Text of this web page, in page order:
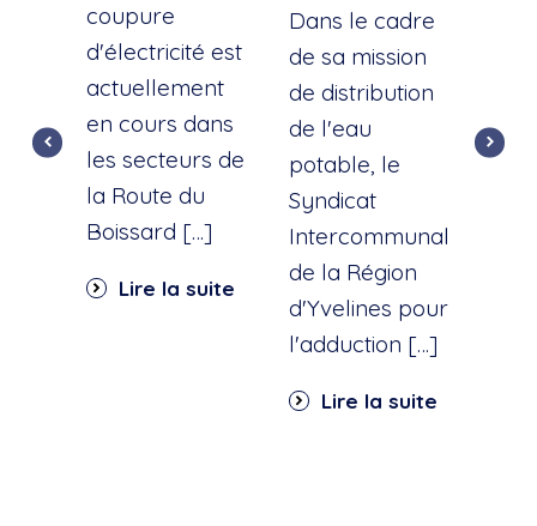
coupure
d'électricité est
actuellement
en cours dans
les secteurs de
la Route du
Boissard […]
Lire la suite
Dans le cadre
de sa mission
de distribution
de l'eau
potable, le
Syndicat
Intercommunal
de la Région
d'Yvelines pour
l'adduction […]
Lire la suite